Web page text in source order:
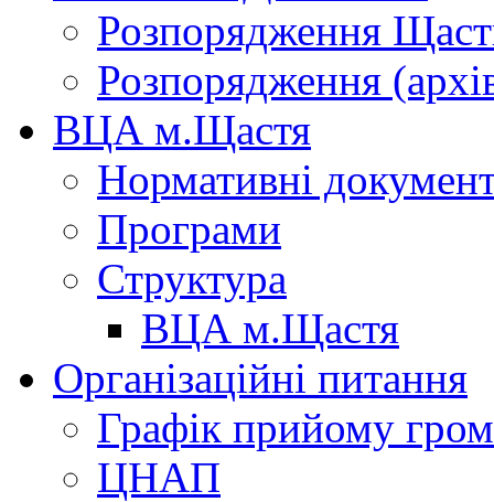
Розпорядження
Розпорядження
ВЦА м.Щастя
Нормативні
Програми
Структура
ВЦА м.Щастя
Організаційні питання
Графік прийому
ЦНАП